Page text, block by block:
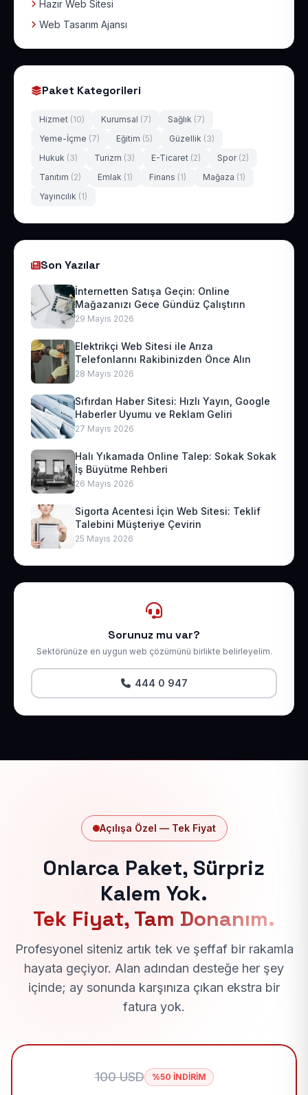
Hazır Web Sitesi
Web Tasarım Ajansı
Paket Kategorileri
Hizmet (10) Kurumsal (7) Sağlık (7)
Yeme-İçme (7) Eğitim (5) Güzellik (3)
Hukuk (3) Turizm (3) E-Ticaret (2) Spor (2)
Tanıtım (2) Emlak (1) Finans (1) Mağaza (1)
Yayıncılık (1)
Son Yazılar
İnternetten Satışa Geçin: Online
Mağazanızı Gece Gündüz Çalıştırın
29 Mayıs 2026
Elektrikçi Web Sitesi ile Arıza
Telefonlarını Rakibinizden Önce Alın
28 Mayıs 2026
Sıfırdan Haber Sitesi: Hızlı Yayın, Google
Haberler Uyumu ve Reklam Geliri
27 Mayıs 2026
Halı Yıkamada Online Talep: Sokak Sokak
İş Büyütme Rehberi
26 Mayıs 2026
Sigorta Acentesi İçin Web Sitesi: Teklif
Talebini Müşteriye Çevirin
25 Mayıs 2026
Sorunuz mu var?
Sektörünüze en uygun web çözümünü birlikte belirleyelim.
444 0 947
Açılışa Özel — Tek Fiyat
Onlarca Paket, Sürpriz
Kalem Yok.
Tek Fiyat, Tam Donanım.
Profesyonel siteniz artık tek ve şeffaf bir rakamla
hayata geçiyor. Alan adından desteğe her şey
içinde; ay sonunda karşınıza çıkan ekstra bir
fatura yok.
100 USD %50 İNDİRİM